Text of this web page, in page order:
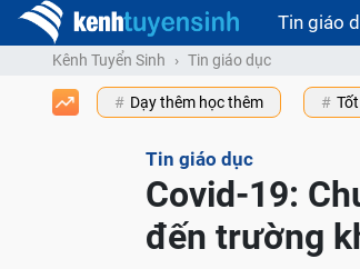
Tin giáo
Kênh Tuyển Sinh Tin giáo dục
Dạy thêm học thêm
Tin giáo dục
Covid-19:
đến trường